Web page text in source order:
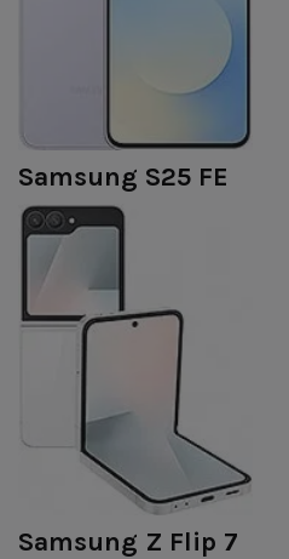
Samsung S25 FE
Samsung Z Flip 7